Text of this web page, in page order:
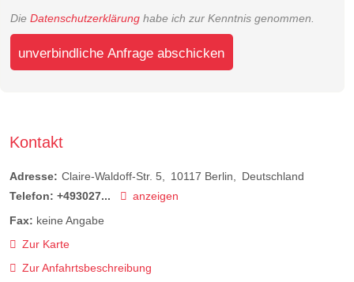
Die Datenschutzerklärung habe ich zur Kenntnis genommen.
unverbindliche Anfrage abschicken
Kontakt
Adresse: Claire-Waldoff-Str. 5 10117 Berlin
Deutschland
Telefon: +493027...
anzeigen
Fax: keine Angabe
Zur Karte
Zur Anfahrtsbeschreibung